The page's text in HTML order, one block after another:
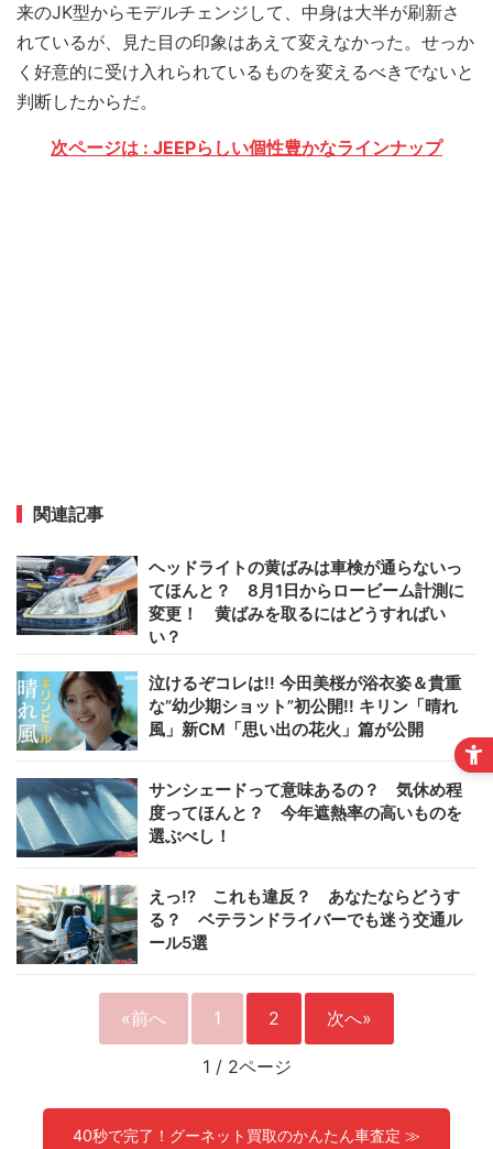
来のJK型からモデルチェンジして、中身は大半が刷新さ
れているが、見た目の印象はあえて変えなかった。せっか
く好意的に受け入れられているものを変えるべきでないと
判断したからだ。
次ページは : JEEPらしい個性豊かなラインナップ
関連記事
ヘッドライトの黄ばみは車検が通らないっ
てほんと？ 8月1日からロービーム計測に
変更！ 黄ばみを取るにはどうすればい
い？
泣けるぞコレは!! 今田美桜が浴衣姿＆貴重
な“幼少期ショット”初公開!! キリン「晴れ
風」新CM「思い出の花火」篇が公開
サンシェードって意味あるの？ 気休め程
度ってほんと？ 今年遮熱率の高いものを
選ぶべし！
えっ!? これも違反？ あなたならどうす
る？ ベテランドライバーでも迷う交通ル
ール5選
«前へ 1 2 次へ»
1 / 2ページ
40秒で完了！グーネット買取のかんたん車査定 ≫